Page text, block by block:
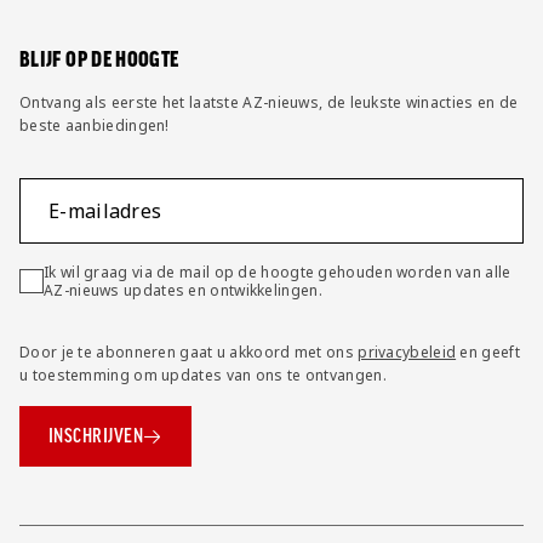
BLIJF OP DE HOOGTE
Ontvang als eerste het laatste AZ-nieuws, de leukste winacties en de
beste aanbiedingen!
E-mailadres
Ik wil graag via de mail op de hoogte gehouden worden van alle
AZ-nieuws updates en ontwikkelingen.
Door je te abonneren gaat u akkoord met onsprivacybeleid en geeft
u toestemming om updates van ons te ontvangen.
INSCHRIJVEN